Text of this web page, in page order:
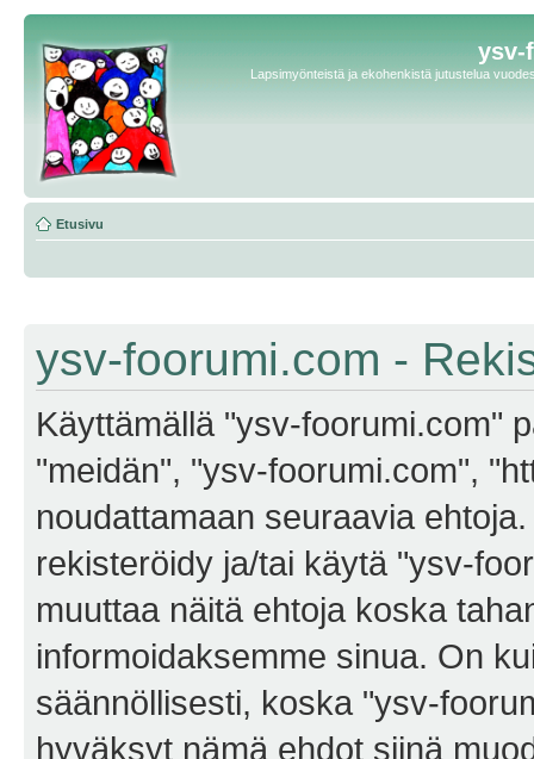
ysv-
Lapsimyönteistä ja ekohenkistä jutustelua
Etusivu
ysv-foorumi.com -
Käyttämällä "ysv-foorumi.com"
"meidän", "ysv-foorumi.com",
noudattamaan seuraavia
rekisteröidy ja/tai käytä "ysv-
muuttaa näitä ehtoja koska
informoidaksemme sinua. On
säännöllisesti, koska "ysv-
hyväksyt nämä ehdot siinä